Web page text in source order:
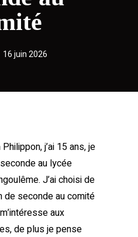
16 juin 2026
j’ai 15 ans, je
au lycée
J’ai choisi de
de seconde au comité
aux
de plus je pense